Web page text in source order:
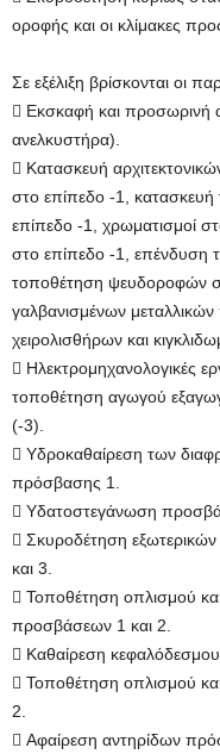
οροφής και οι κλίμακες
Σε εξέλιξη βρίσκονται οι
 Εκσκαφή και προσωρινή
ανελκυστήρα).
 Κατασκευή
στο επίπεδο -1, κατασκευή
επίπεδο -1, χρωματισμοί
στο επίπεδο -1, επένδυση
τοποθέτηση ψευδοροφών
γαλβανισμένων
χειρολισθήρων και
 Ηλεκτρομηχανολογικές
τοποθέτηση αγωγού
(-3).
 Υδροκαθαίρεση των
πρόσβασης 1.
 Υδατοστεγάνωση
 Σκυροδέτηση
και 3.
 Τοποθέτηση οπλισμού
προσβάσεων 1 και 2.
 Καθαίρεση
 Τοποθέτηση οπλισμού
2.
 Αφαίρεση αντηρίδων